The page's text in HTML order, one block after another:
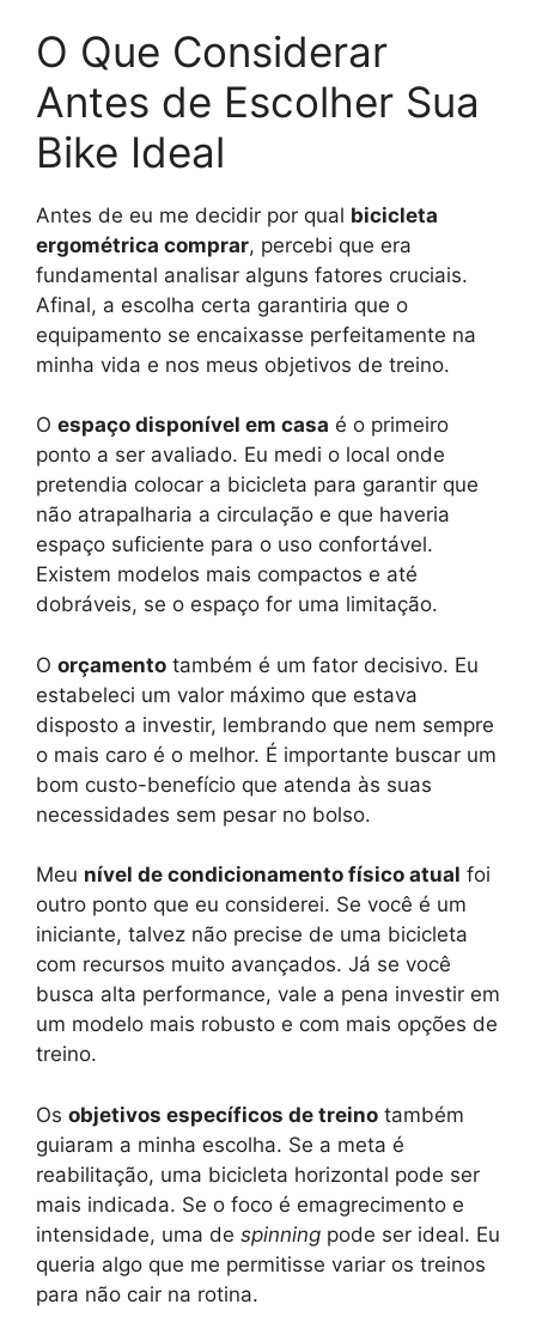
O Que Considerar
Antes de Escolher Sua
Bike Ideal
Antes de eu me decidir por qual bicicleta
ergométrica comprar, percebi que era
fundamental analisar alguns fatores cruciais.
Afinal, a escolha certa garantiria que o
equipamento se encaixasse perfeitamente na
minha vida e nos meus objetivos de treino.
O espaço disponível em casa é o primeiro
ponto a ser avaliado. Eu medi o local onde
pretendia colocar a bicicleta para garantir que
não atrapalharia a circulação e que haveria
espaço suficiente para o uso confortável.
Existem modelos mais compactos e até
dobráveis, se o espaço for uma limitação.
O orçamento também é um fator decisivo. Eu
estabeleci um valor máximo que estava
disposto a investir, lembrando que nem sempre
o mais caro é o melhor. É importante buscar um
bom custo-benefício que atenda às suas
necessidades sem pesar no bolso.
Meu nível de condicionamento físico atual foi
outro ponto que eu considerei. Se você é um
iniciante, talvez não precise de uma bicicleta
com recursos muito avançados. Já se você
busca alta performance, vale a pena investir em
um modelo mais robusto e com mais opções de
treino.
Os objetivos específicos de treino também
guiaram a minha escolha. Se a meta é
reabilitação, uma bicicleta horizontal pode ser
mais indicada. Se o foco é emagrecimento e
intensidade, uma de spinning pode ser ideal. Eu
queria algo que me permitisse variar os treinos
para não cair na rotina.